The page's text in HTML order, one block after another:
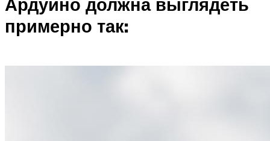
примерно так: